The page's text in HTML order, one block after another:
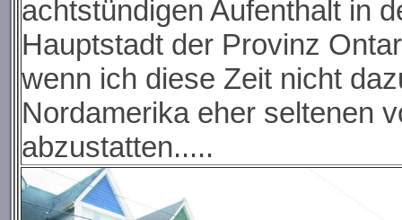
achtstündigen Aufenthalt in
Hauptstadt der Provinz
wenn ich diese Zeit nicht
Nordamerika eher seltenen
abzustatten.....